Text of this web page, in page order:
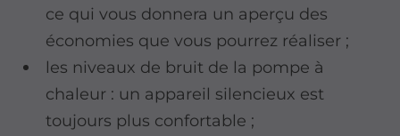
ce qui vous donnera un aperçu des
économies que vous pourrez réaliser ;
les niveaux de bruit de la pompe à
chaleur : un appareil silencieux est
toujours plus confortable ;